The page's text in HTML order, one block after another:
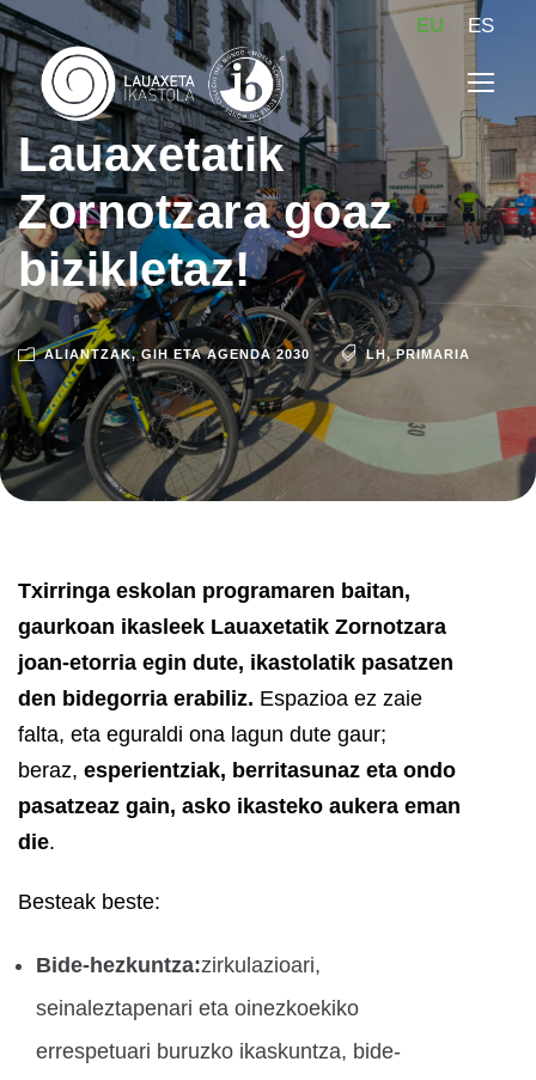
EU ES
Lauaxetatik
Zornotzara goaz
bizikletaz!
ALIANTZAK, GIH ETA AGENDA 2030 LH, PRIMARIA
Txirringa eskolan programaren baitan,
gaurkoan ikasleek Lauaxetatik Zornotzara
joan-etorria egin dute, ikastolatik pasatzen
den bidegorria erabiliz. Espazioa ez zaie
falta, eta eguraldi ona lagun dute gaur;
beraz, esperientziak, berritasunaz eta ondo
pasatzeaz gain, asko ikasteko aukera eman
die.
Besteak beste:
Bide-hezkuntza:zirkulazioari,
seinaleztapenari eta oinezkoekiko
errespetuari buruzko ikaskuntza, bide-